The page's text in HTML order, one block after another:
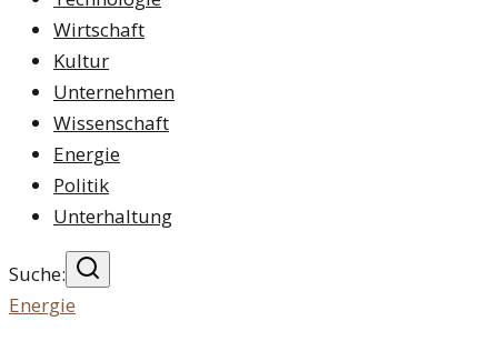
Wirtschaft
Kultur
Unternehmen
Wissenschaft
Energie
Politik
Unterhaltung
Suche:
Energie